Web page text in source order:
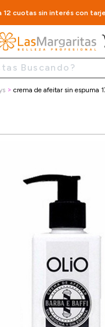
12 cuotas sin interés con
crema de afeitar sin espuma